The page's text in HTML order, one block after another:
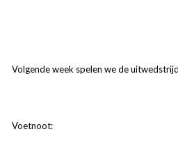
Volgende week spelen we de
Voetnoot: